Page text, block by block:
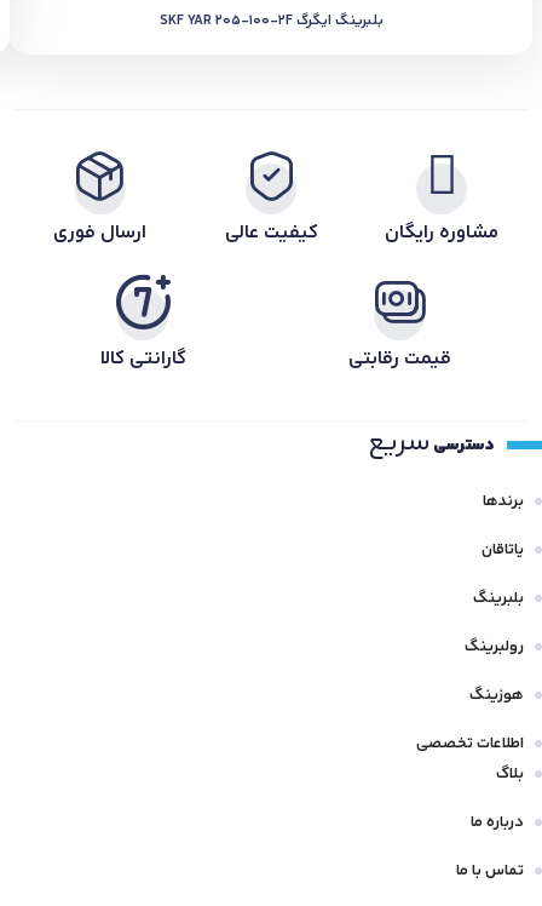
بلبرینگ ایگرگ SKF YAR 205-100-2F
مشاوره رایگان کیفیت عالی ارسال فوری
قیمت رقابتی گارانتی کالا
دسترسی سریع
برندها
یاتاقان
بلبرینگ
رولبرینگ
هوزینگ
اطلاعات تخصصی
بلاگ
درباره ما
تماس با ما